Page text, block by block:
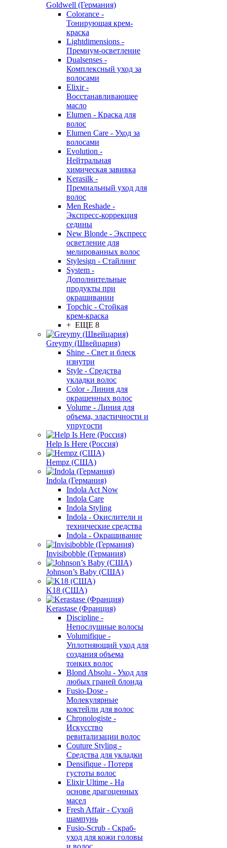
Goldwell (Германия)
Colorance -
Тонирующая крем-
краска
Lightdimensions -
Премиум-осветление
Dualsenses -
Комплексный уход за
волосами
Elixir -
Восстанавливающее
масло
Elumen - Краска для
волос
Elumen Care - Уход за
волосами
Evolution -
Нейтральная
химическая завивка
Kerasilk -
Премиальный уход для
волос
Men Reshade -
Экспресс-коррекция
седины
New Blonde - Экспресс
осветление для
мелированных волос
Stylesign - Стайлинг
System -
Дополнительные
продукты при
окрашивании
Topchic - Стойкая
крем-краска
+ ЕЩЕ 8
Greymy (Швейцария)
Shine - Свет и блеск
изнутри
Style - Средства
укладки волос
Color - Линия для
окрашенных волос
Volume - Линия для
объема, эластичности и
упругости
Help Is Here (Россия)
Hempz (США)
Indola (Германия)
Indola Act Now
Indola Care
Indola Styling
Indola - Окислители и
технические средства
Indola - Окрашивание
Invisibobble (Германия)
Johnson’s Baby (США)
K18 (США)
Kerastase (Франция)
Discipline -
Непослушные волосы
Volumifique -
Уплотняющий уход для
создания объема
тонких волос
Blond Absolu - Уход для
любых граней блонда
Fusio-Dose -
Молекулярные
коктейли для волос
Chronologiste -
Искусство
ревитализации волос
Couture Styling -
Средства для укладки
Densifique - Потеря
густоты волос
Elixir Ultime - На
основе драгоценных
масел
Fresh Affair - Сухой
шампунь
Fusio-Scrub - Скраб-
уход для кожи головы
и волос